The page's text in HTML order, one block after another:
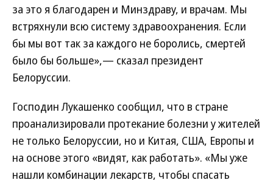
за это я благодарен и Минздраву, и врачам. Мы
встряхнули всю систему здравоохранения. Если
бы мы вот так за каждого не боролись, смертей
было бы больше»,— сказал президент
Белоруссии.
Господин Лукашенко сообщил, что в стране
проанализировали протекание болезни у жителей
не только Белоруссии, но и Китая, США, Европы и
на основе этого «видят, как работать». «Мы уже
нашли комбинации лекарств, чтобы спасать